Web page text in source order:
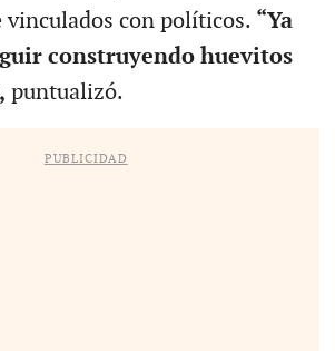
vinculados con políticos. “Ya
construyendo huevitos
puntualizó.
PUBLICIDAD